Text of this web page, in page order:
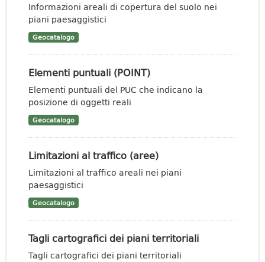
Informazioni areali di copertura del suolo nei
piani paesaggistici
Geocatalogo
Elementi puntuali (POINT)
Elementi puntuali del PUC che indicano la
posizione di oggetti reali
Geocatalogo
Limitazioni al traffico (aree)
Limitazioni al traffico areali nei piani
paesaggistici
Geocatalogo
Tagli cartografici dei piani territoriali
Tagli cartografici dei piani territoriali